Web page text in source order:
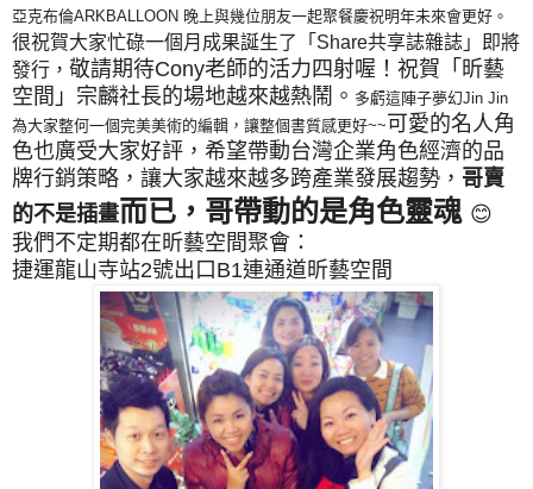
亞克布倫ARKBALLOON 晚上與幾位朋友一起聚餐慶祝明年未來會更好。
很祝賀大家忙碌一個月成果誕生了「Share共享誌雜誌」即將
發行， 敬請期待Cony老師的活力四射喔！祝賀「昕藝
空間」宗麟社長的場地越來越熱鬧。 多虧這陣子夢幻Jin Jin
為大家整何一個完美美術的編輯，讓整個書質感更好~~可愛的名人角
色也廣受大家好評，希望帶動台灣企業角色經濟的品
牌行銷策略，讓大家越來越多跨產業發展趨勢， 哥賣
的不是插畫而已，哥帶動的是角色靈魂 😊
我們不定期都在昕藝空間聚會：
捷運龍山寺站2號出口B1連通道昕藝空間